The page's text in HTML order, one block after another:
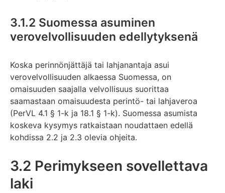
3.1.2 Suomessa asuminen
verovelvollisuuden edellytyksenä
Koska perinnönjättäjä tai lahjanantaja asui
verovelvollisuuden alkaessa Suomessa, on
omaisuuden saajalla velvollisuus suorittaa
saamastaan omaisuudesta perintö- tai lahjaveroa
(PerVL 4.1 § 1-k ja 18.1 § 1-k). Suomessa asumista
koskeva kysymys ratkaistaan noudattaen edellä
kohdissa 2.2 ja 2.3 olevia ohjeita.
3.2 Perimykseen sovellettava
laki